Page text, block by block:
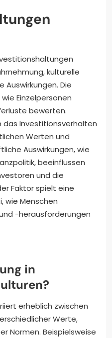
kulturelle
Die
Einzelpersonen
bewerten.
das Investitionsverhalten
Werten und
Auswirkungen, wie
beeinflussen
und die
Faktor spielt eine
wie Menschen
-herausforderungen
in
erheblich zwischen
Werte,
Normen. Beispielsweise